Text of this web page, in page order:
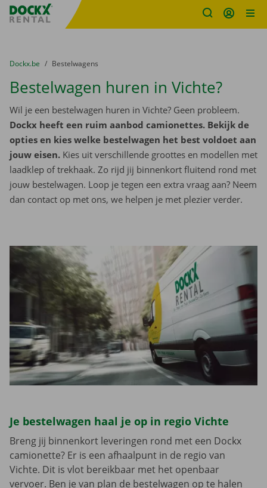
Fratello DEMO
U bevindt zich hier:
van
Dockx.be naar
Bestelwagens
Bestelwagen huren in Vichte?
Wil je een bestelwagen huren in Vichte? Geen probleem.
Dockx heeft een ruim aanbod camionettes. Bekijk de
opties en kies welke bestelwagen het best voldoet aan
jouw eisen. Kies uit verschillende groottes en modellen met
laadklep of trekhaak. Zo rijd jij binnenkort fluitend rond met
jouw bestelwagen. Loop je tegen een extra vraag aan? Neem
dan contact op met ons, we helpen je met plezier verder.
Je bestelwagen haal je op in regio Vichte
Breng jij binnenkort leveringen rond met een Dockx
camionette? Er is een afhaalpunt in de regio van
Vichte. Dit is vlot bereikbaar met het openbaar
vervoer. Ben je van plan de bestelwagen op te halen